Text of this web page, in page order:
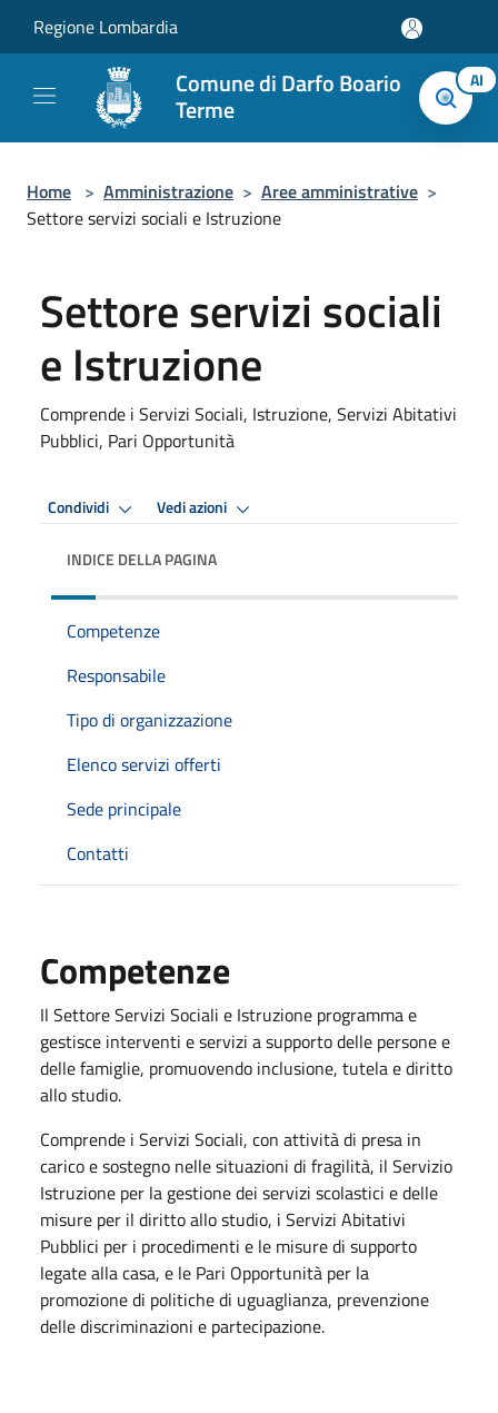
Regione Lombardia
Comune di Darfo Boario
Terme
AI
Home > Amministrazione > Aree amministrative >
Settore servizi sociali e Istruzione
Settore servizi sociali
e Istruzione
Comprende i Servizi Sociali, Istruzione, Servizi Abitativi
Pubblici, Pari Opportunità
Condividi Vedi azioni
INDICE DELLA PAGINA
Competenze
Responsabile
Tipo di organizzazione
Elenco servizi offerti
Sede principale
Contatti
Competenze
Il Settore Servizi Sociali e Istruzione programma e
gestisce interventi e servizi a supporto delle persone e
delle famiglie, promuovendo inclusione, tutela e diritto
allo studio.
Comprende i Servizi Sociali, con attività di presa in
carico e sostegno nelle situazioni di fragilità, il Servizio
Istruzione per la gestione dei servizi scolastici e delle
misure per il diritto allo studio, i Servizi Abitativi
Pubblici per i procedimenti e le misure di supporto
legate alla casa, e le Pari Opportunità per la
promozione di politiche di uguaglianza, prevenzione
delle discriminazioni e partecipazione.